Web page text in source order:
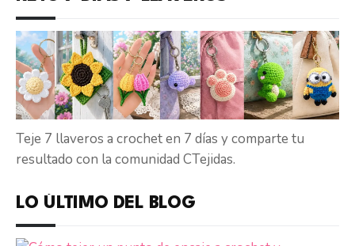
Teje 7 llaveros a crochet en 7 días y comparte tu
resultado con la comunidad CTejidas.
LO ÚLTIMO DEL BLOG